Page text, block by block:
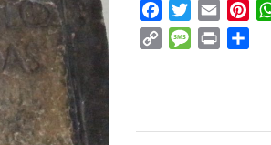
FacebookTwitterEmail
Copy Message
Print